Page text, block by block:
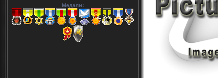
Медали: